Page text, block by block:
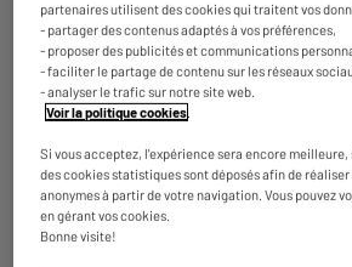
ARRIVAGE
★★★★★
★★★★★
4.6/5(14)
Cuisinière vitrocéramique
Nombre de foyers : 3
Four : Electrique
W
249€ 98
Payer enplusieurs fois
partenaires utilisent des cookies qui traitent vos
- partager des contenus adaptés à vos préférences,
- proposer des publicités et communications
- faciliter le partage de contenu sur les réseaux
- analyser le trafic sur notre site web.
Voir la politique cookies.
Si vous acceptez, l'expérience sera encore meilleure,
des cookies statistiques sont déposés afin de
anonymes à partir de votre navigation. Vous pouvez
en gérant vos cookies.
Bonne visite!